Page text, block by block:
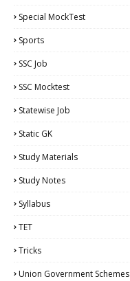
Special MockTest
Sports
SSC Job
SSC Mocktest
Statewise Job
Static GK
Study Materials
Study Notes
Syllabus
TET
Tricks
Union Government Schemes